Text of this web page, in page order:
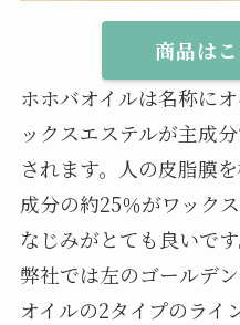
商品は
ホホバオイルは名称に
ックスエステルが主成
されます。人の皮脂膜
成分の約25％がワック
なじみがとても良いです
弊社では左のゴールデ
オイルの2タイプのライ